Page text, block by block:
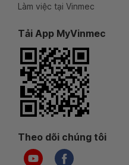
Làm việc tại Vinmec
Tải App MyVinmec
Theo dõi chúng tôi